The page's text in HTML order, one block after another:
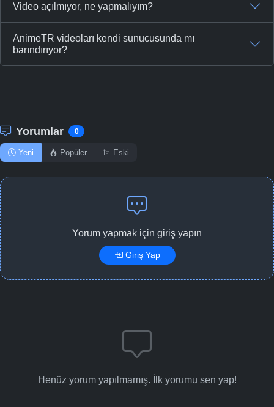
Video açılmıyor, ne yapmalıyım?
AnimeTR videoları kendi sunucusunda mı
barındırıyor?
Yorumlar 0
Yeni Popüler Eski
Yorum yapmak için giriş yapın
Giriş Yap
Henüz yorum yapılmamış. İlk yorumu sen yap!